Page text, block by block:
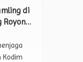
ini di
Royong